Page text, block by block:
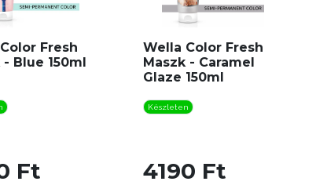
Fresh
- Blue 150ml
Ft
Wella Color Fresh
Maszk - Caramel
Glaze 150ml
Készleten
4190 Ft